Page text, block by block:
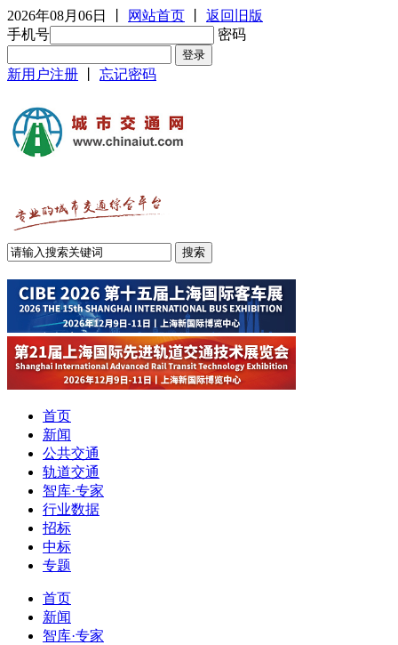
2026年08月06日 网站首页
返回旧版
手机号
密码
新用户注册 忘记密码
首页
新闻
公共交通
轨道交通
智库·专家
行业数据
招标
中标
专题
首页
新闻
智库·专家